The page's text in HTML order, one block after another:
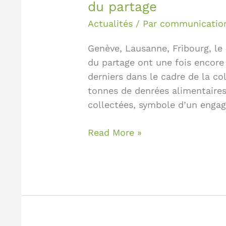
du partage
Actualités / Par
Genève, Lausanne, Fribourg,
du partage ont une fois
derniers dans le cadre de la
tonnes de denrées
collectées, symbole d’un
Read More »